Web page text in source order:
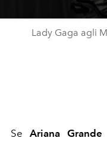
Lady Gaga agli
Se Ariana Grande